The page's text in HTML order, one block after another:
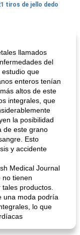
tiros de jello dedo
de sémola
llamados
del
estudio que
enteros tenían
altos de este
integrales, que
la posibilidad
de este grano
Esto
y accidente
Medical Journal
no tienen
productos.
una moda podría
lo que